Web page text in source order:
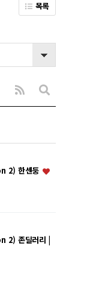
목록
2) 한센둥
2) 존딜러리 |